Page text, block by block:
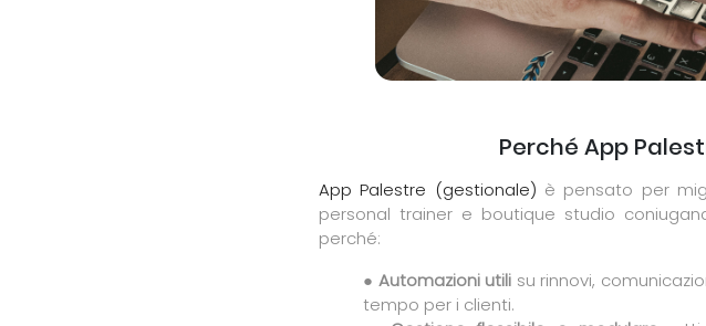
Perché App
App Palestre (gestionale) è pensato per
personal trainer e boutique studio
perché:
● Automazioni utili su rinnovi,
tempo per i clienti.